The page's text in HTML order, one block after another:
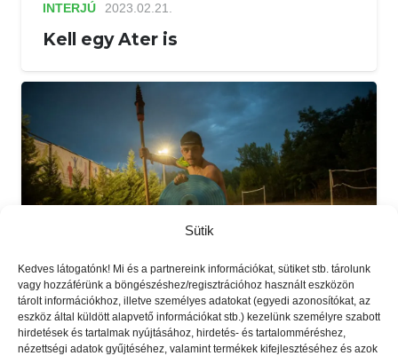
Sütik
Kedves látogatónk! Mi és a partnereink információkat, sütiket stb. tárolunk
vagy hozzáférünk a böngészéshez/regisztrációhoz használt eszközön
tárolt információkhoz, illetve személyes adatokat (egyedi azonosítókat, az
eszköz által küldött alapvető információkat stb.) kezelünk személyre szabott
hirdetések és tartalmak nyújtásához, hirdetés- és tartalomméréshez,
nézettségi adatok gyűjtéséhez, valamint termékek kifejlesztéséhez és azok
INTERJÚ 2023.02.21.
Kell egy Ater is
INTERJÚ 2022.11.12.